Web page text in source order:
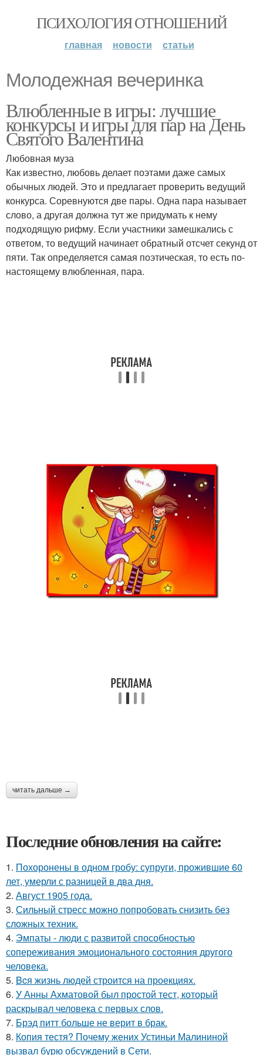
ПСИХОЛОГИЯ ОТНОШЕНИЙ
главная новости статьи
Молодежная вечеринка
Влюбленные в игры: лучшие
конкурсы и игры для пар на День
Святого Валентина
Любовная муза
Как известно, любовь делает поэтами даже самых
обычных людей. Это и предлагает проверить ведущий
конкурса. Соревнуются две пары. Одна пара называет
слово, а другая должна тут же придумать к нему
подходящую рифму. Если участники замешкались с
ответом, то ведущий начинает обратный отсчет секунд от
пяти. Так определяется самая поэтическая, то есть по-
настоящему влюбленная, пара.
читать дальше →
Последние обновления на сайте:
1. Похоронены в одном гробу: супруги, прожившие 60
лет, умерли с разницей в два дня.
2. Август 1905 года.
3. Сильный стресс можно попробовать снизить без
сложных техник.
4. Эмпаты - люди с развитой способностью
сопереживания эмоционального состояния другого
человека.
5. Bcя жизнь людей строится на проекциях.
6. У Анны Ахматовой был простой тест, который
раскрывал человека с первых слов.
7. Брэд питт больше не верит в брак.
8. Копия тестя? Почему жених Устиньи Малининой
вызвал бурю обсуждений в Сети.